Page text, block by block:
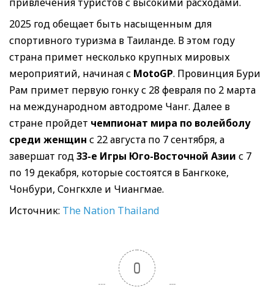
2025 год обещает быть насыщенным для
спортивного туризма в Таиланде. В этом году
страна примет несколько крупных мировых
мероприятий, начиная с MotoGP. Провинция Бури
Рам примет первую гонку с 28 февраля по 2 марта
на международном автодроме Чанг. Далее в
стране пройдет чемпионат мира по волейболу
среди женщин с 22 августа по 7 сентября, а
завершат год33-е Игры Юго-Восточной Азии с 7
по 19 декабря, которые состоятся в Бангкоке,
Чонбури, Сонгкхле и Чиангмае.
Источник: The Nation Thailand
0